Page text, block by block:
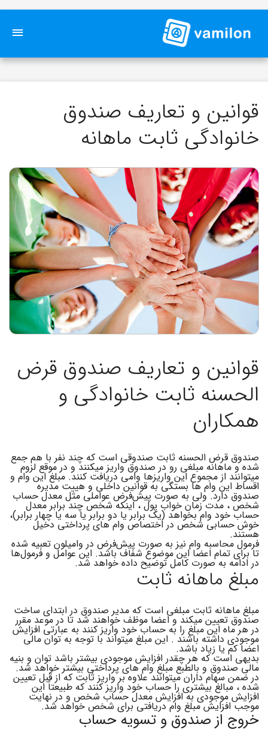
قوانین و تعاریف صندوق
خانوادگی ثابت ماهانه
قوانین و تعاریف صندوق قرض
الحسنه ثابت خانوادگی و
همکاران
صندوق قرض الحسنه ثابت صندوقی است که چند نفر با هم جمع
شده و ماهانه مبلغی رو در صندوق واریز میکنند و در موقع لزوم
میتوانند از مجموع این واریزها وامی دریافت کنند. مبلغ این وام و
اقساط این وام ها بستگی به قوانین داخلی و هییت مدیره
صندوق دارد. ولی به صورت پیش‌فرض عواملی مثل معدل حساب
شخص ، مدت زمان خواب پول ، اینکه شخص چند برابر معدل
حساب خود وام بخواهد (یک برابر یا دو برابر یا سه یا چهار برابر)،
خوش حسابی شخص در اختصاص وام های پرداختی دخیل
هستند.
فرمول محاسبه وام نیز به صورت پیش‌فرض در وامیلون تعبیه شده
تا برای تمام اعضا این موضوع شفاف باشد. این عوامل و فرمول‌ها
در ادامه به صورت کامل توضیح داده خواهد شد.
مبلغ ماهانه ثابت
مبلغ ماهانه ثابت مبلغی است که مدیر صندوق در ابتدای ساخت
صندوق تعیین میکند و اعضا موظف خواهند شد تا در موعد مقرر
در هر ماه این مبلغ را به حساب خود واریز کنند به عبارتی افزایش
موجودی داشته باشند . این مبلغ میتواند با توجه به توان مالی
اعضا کم یا زیاد باشد.
بدیهی است که هر چقدر افزایش موجودی بیشتر باشد توان و بنیه
مالی صندوق و بالطبع مبلغ وام های پرداختی بیشتر خواهد شد.
در ضمن سهام داران میتوانند علاوه بر واریز ثابت که از قبل تعیین
شده ، مبالغ بیشتری را حساب خود واریز کنند که طبیعتاً این
افزایش موجودی به افزایش معدل حساب شخص و در نهایت
موجب افزایش مبلغ وام دریافتی برای شخص خواهد شد.
خروج از صندوق و تسویه حساب